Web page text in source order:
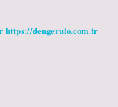
https://dengerulo.com.tr